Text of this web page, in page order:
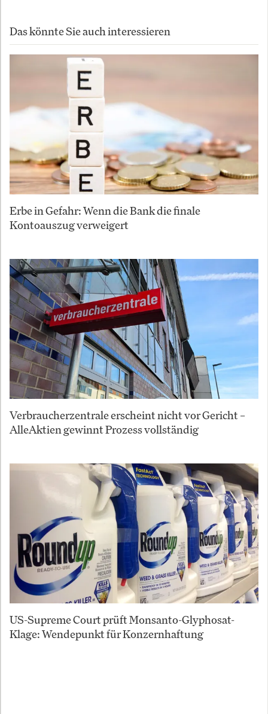
Das könnte Sie auch interessieren
Erbe in Gefahr: Wenn die Bank die finale
Kontoauszug verweigert
Verbraucherzentrale erscheint nicht vor Gericht –
AlleAktien gewinnt Prozess vollständig
US-Supreme Court prüft Monsanto-Glyphosat-
Klage: Wendepunkt für Konzernhaftung